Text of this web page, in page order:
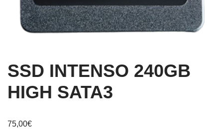
SSD INTENSO 240GB
HIGH SATA3
75,00€